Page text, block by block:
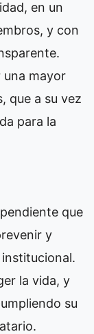
en un
y con
una mayor
que a su vez
para la
que
y
la vida, y
su